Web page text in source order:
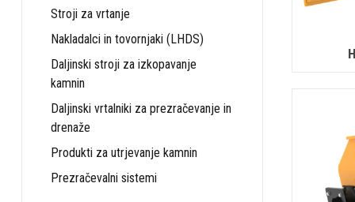
Stroji za vrtanje
Nakladalci in tovornjaki (LHDS)
Daljinski stroji za izkopavanje
kamnin
Daljinski vrtalniki za prezračevanje in
drenaže
Produkti za utrjevanje kamnin
Prezračevalni sistemi